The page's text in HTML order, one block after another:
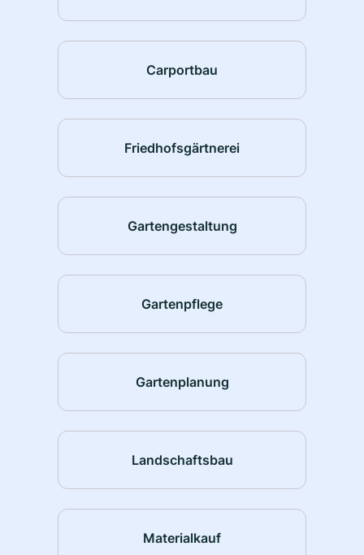
Carportbau
Friedhofsgärtnerei
Gartengestaltung
Gartenpflege
Gartenplanung
Landschaftsbau
Materialkauf